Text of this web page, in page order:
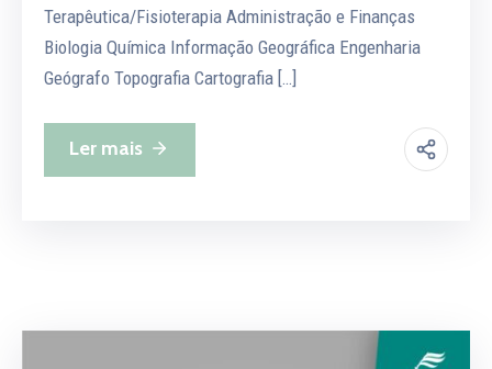
Terapêutica/Fisioterapia Administração e Finanças
Biologia Química Informação Geográfica Engenharia
Geógrafo Topografia Cartografia […]
Ler mais